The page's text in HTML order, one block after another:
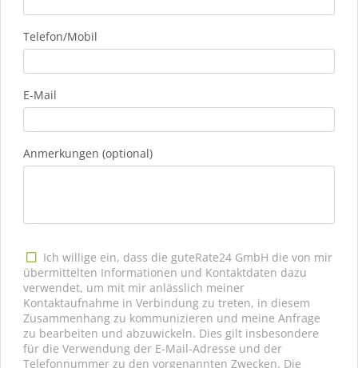
Telefon/Mobil
E-Mail
Anmerkungen (optional)
Ich willige ein, dass die guteRate24 GmbH die von mir
übermittelten Informationen und Kontaktdaten dazu
verwendet, um mit mir anlässlich meiner
Kontaktaufnahme in Verbindung zu treten, in diesem
Zusammenhang zu kommunizieren und meine Anfrage
zu bearbeiten und abzuwickeln. Dies gilt insbesondere
für die Verwendung der E-Mail-Adresse und der
Telefonnummer zu den vorgenannten Zwecken. Die